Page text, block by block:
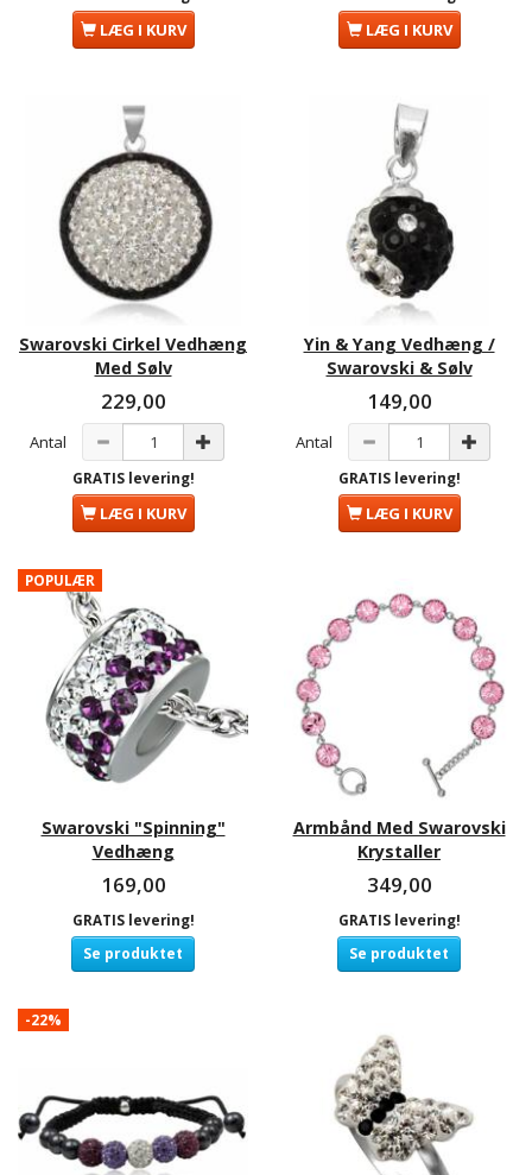
LÆG I KURV LÆG I KURV
Swarovski Cirkel Vedhæng
Med Sølv
229,00
Antal
GRATIS levering!
LÆG I KURV
Yin & Yang Vedhæng /
Swarovski & Sølv
149,00
Antal
GRATIS levering!
LÆG I KURV
POPULÆR
Swarovski "Spinning"
Vedhæng
169,00
GRATIS levering!
Se produktet
Armbånd Med Swarovski
Krystaller
349,00
GRATIS levering!
Se produktet
-22%